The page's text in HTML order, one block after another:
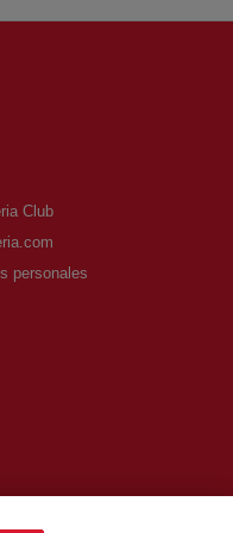
Club
personales